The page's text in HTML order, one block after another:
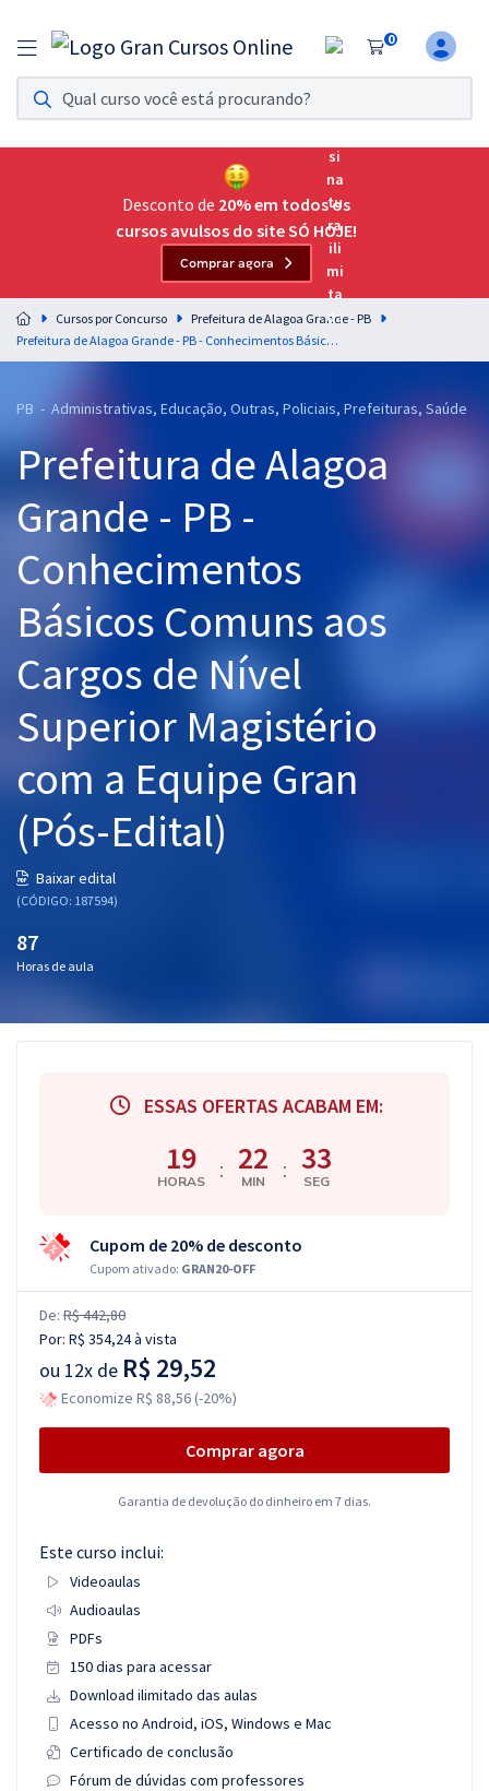
0
Assinatura Ilimitada 11
Acesso a todos os cursos. Teste grátis por 7 dias!
Assinatura OAB Até Passar
Acesso ilimitado a toda preparação para o Exame da
Residências Multiprofissionais
Preparação completa e intensiva para as principais
residências em saúde do Brasil
Cursos 20% OFF
Pós
Graduação
OAB
Questões grátis
Aprovados
Atendimento
Desconto de 20% em todos os
cursos avulsos do site SÓ HOJE!
Comprar agora
Cursos por Concurso
Prefeitura de Alagoa Grande - PB
Prefeitura de Alagoa Grande - PB - Conhecimentos Básicos Comuns aos Cargos de Nível Superior Magistério com a Equipe Gran (Pós-Edital)
PB - Administrativas, Educação, Outras, Policiais, Prefeituras, Saúde
Prefeitura de Alagoa
Grande - PB -
Conhecimentos
Básicos Comuns aos
Cargos de Nível
Superior Magistério
com a Equipe Gran
(Pós-Edital)
Baixar edital
(CÓDIGO: 187594)
87
Horas de aula
ESSAS OFERTAS ACABAM EM:
19
HORAS : 22
MIN : 33
SEG
Cupom de 20% de desconto
Cupom ativado: GRAN20-OFF
De: R$ 442,80
Por: R$ 354,24à vista
ou 12x de R$ 29,52
Economize R$ 88,56 (-20%)
Comprar agora
Garantia de devolução do dinheiro em 7 dias.
Este curso inclui:
Videoaulas
Audioaulas
PDFs
150 dias para acessar
Download ilimitado das aulas
Acesso no Android, iOS, Windows e Mac
Certificado de conclusão
Fórum de dúvidas com professores